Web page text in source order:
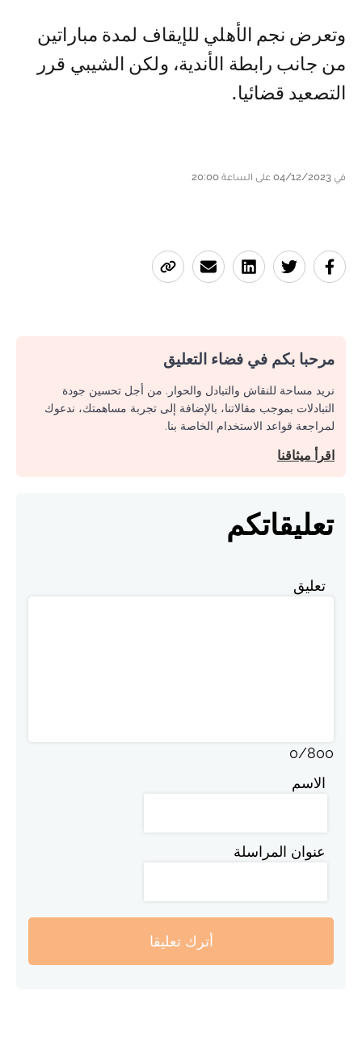
وتعرض نجم الأهلي للإيقاف لمدة مباراتين
من جانب رابطة الأندية، ولكن الشيبي قرر
التصعيد قضائيا.
في 04/12/2023 على الساعة 20:00
مرحبا بكم في فضاء التعليق
نريد مساحة للنقاش والتبادل والحوار. من أجل تحسين جودة
التبادلات بموجب مقالاتنا، بالإضافة إلى تجربة مساهمتك، ندعوك
لمراجعة قواعد الاستخدام الخاصة بنا.
اقرأ ميثاقنا
تعليقاتكم
تعليق
0/800
الاسم
عنوان المراسلة
أترك تعليقا